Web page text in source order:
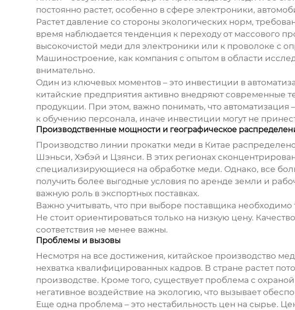
постоянно растет, особенно в сфере электроники,
Растет давление со стороны экологических норм,
время наблюдается тенденция к переходу от массового
высокочистой меди для электроники или к проволоке с
Машиностроение, как компания с опытом в области
внимательно.
Один из ключевых моментов – это инвестиции в
китайские предприятия активно внедряют современные
продукции. При этом, важно понимать, что
к обучению персонала, иначе инвестиции могут не
Производственные мощности и географическое
Производство линии прокатки меди в Китае
Шэньси, Хэбэй и Цзянси. В этих регионах
специализирующиеся на обработке меди. Однако, все
получить более выгодные условия по аренде земли и
важную роль в экспортных поставках.
Важно учитывать, что при выборе поставщика
Не стоит ориентироваться только на низкую цену.
соответствия не менее важны.
Проблемы и вызовы
Несмотря на все достижения, китайское производство
нехватка квалифицированных кадров. В стране растет
производстве. Кроме того, существует проблема с
негативное воздействие на экологию, что вызывает
Еще одна проблема – это нестабильность цен на сырье.